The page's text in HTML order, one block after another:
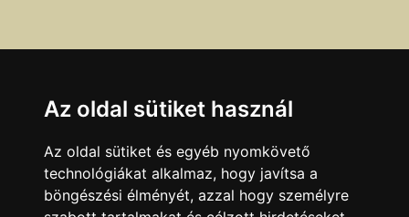
Az oldal sütiket használ
Az oldal sütiket és egyéb nyomkövető
technológiákat alkalmaz, hogy javítsa a
böngészési élményét, azzal hogy személyre